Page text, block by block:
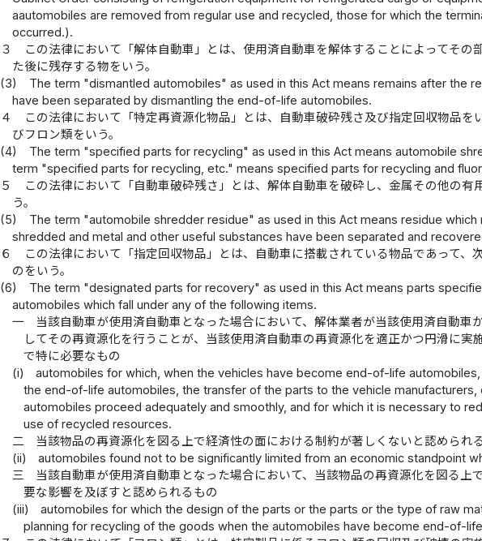
aautomobiles are removed from regular use and recycled, those for which the
occurred.).
３
この法律において「解体自動車」とは、使用済自動車を解体することによってそ
た後に残存する物をいう。
(3)
The term "dismantled automobiles" as used in this Act means remains after the
have been separated by dismantling the end-of-life automobiles.
４
この法律において「特定再資源化物品」とは、自動車破砕残さ及び指定回収物品
びフロン類をいう。
(4)
The term "specified parts for recycling" as used in this Act means automobile
term "specified parts for recycling, etc." means specified parts for recycling and
５
この法律において「自動車破砕残さ」とは、解体自動車を破砕し、金属その他の
う。
(5)
The term "automobile shredder residue" as used in this Act means residue
shredded and metal and other useful substances have been separated and
６
この法律において「指定回収物品」とは、自動車に搭載されている物品であって
のをいう。
(6)
The term "designated parts for recovery" as used in this Act means parts
automobiles which fall under any of the following items.
一
当該自動車が使用済自動車となった場合において、解体業者が当該使用済自動
してその再資源化を行うことが、当該使用済自動車の再資源化を適正かつ円滑に
で特に必要なもの
(i)
automobiles for which, when the vehicles have become end-of-life
the end-of-life automobiles, the transfer of the parts to the vehicle
automobiles proceed adequately and smoothly, and for which it is necessary to
use of recycled resources.
二
当該物品の再資源化を図る上で経済性の面における制約が著しくないと認められ
(ii)
automobiles found not to be significantly limited from an economic standpoint
三
当該自動車が使用済自動車となった場合において、当該物品の再資源化を図る
要な影響を及ぼすと認められるもの
(iii)
automobiles for which the design of the parts or the parts or the type of raw
planning for recycling of the goods when the automobiles have become end-of-